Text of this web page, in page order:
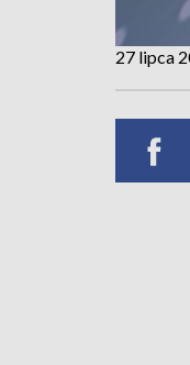
27 lipca